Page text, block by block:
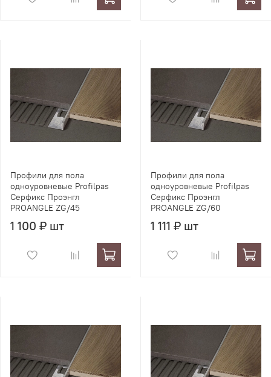
Профили для пола
одноуровневые Profilpas
Серфикс Проэнгл
PROANGLE ZG/45
1 100 ₽ шт
Профили для пола
одноуровневые Profilpas
Серфикс Проэнгл
PROANGLE ZG/60
1 111 ₽ шт